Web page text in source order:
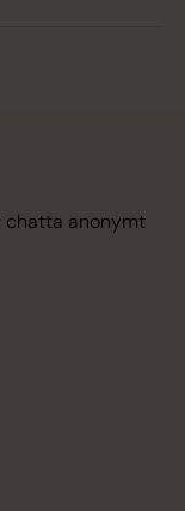
chatta anonymt